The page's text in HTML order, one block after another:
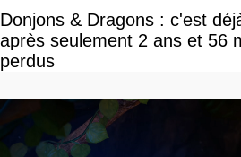
Donjons & Dragons : c'est
après seulement 2 ans et 56
perdus